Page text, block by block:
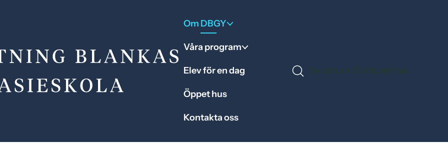
Om DBGY
Våra program
Elev för en dag
Öppet hus
Kontakta oss
Se datum för öppet hus